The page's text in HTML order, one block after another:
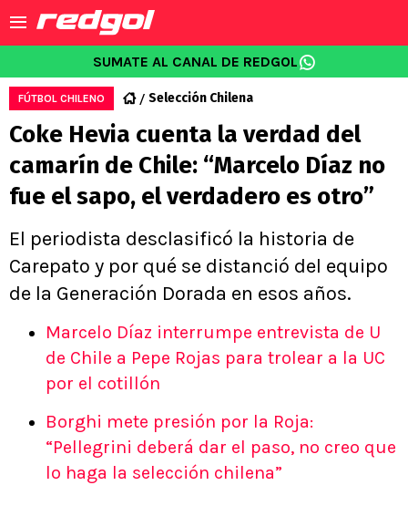
SUMATE AL CANAL DE REDGOL
FÚTBOL CHILENO Selección Chilena
Coke Hevia cuenta la verdad del
camarín de Chile: “Marcelo Díaz no
fue el sapo, el verdadero es otro”
El periodista desclasificó la historia de
Carepato y por qué se distanció del equipo
de la Generación Dorada en esos años.
Marcelo Díaz interrumpe entrevista de U
de Chile a Pepe Rojas para trolear a la UC
por el cotillón
Borghi mete presión por la Roja:
“Pellegrini deberá dar el paso, no creo que
lo haga la selección chilena”